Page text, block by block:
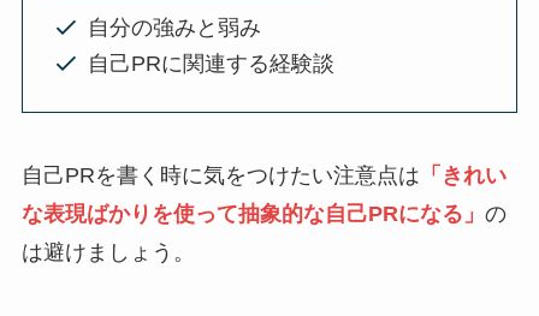
自分の強みと弱み
自己PRに関連する経験談
自己PRを書く時に気をつけたい注意点は 「きれい
な表現ばかりを使って抽象的な自己PRになる」 の
は避けましょう。